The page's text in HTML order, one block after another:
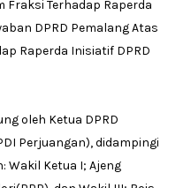
Fraksi Terhadap Raperda
DPRD Pemalang Atas
Raperda Inisiatif DPRD
oleh Ketua DPRD
Perjuangan), didampingi
Wakil Ketua I; Ajeng